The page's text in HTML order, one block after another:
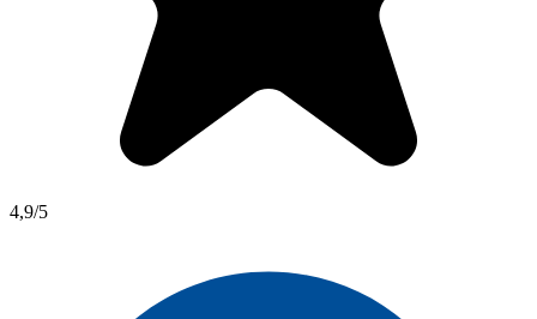
4,9/5